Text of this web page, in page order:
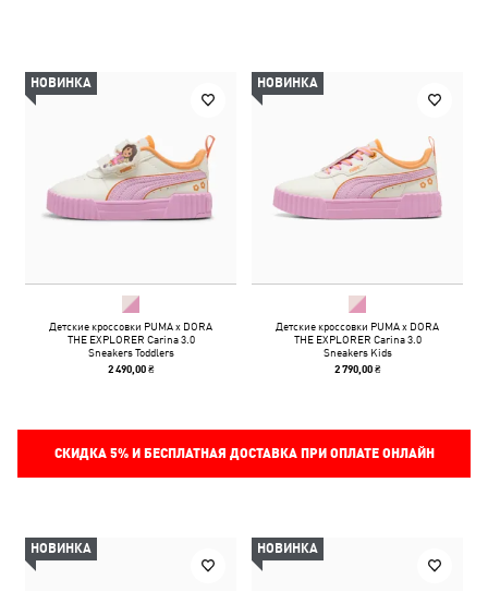
НОВИНКА
Детские кроссовки PUMA x DORA
THE EXPLORER Carina 3.0
Sneakers Toddlers
2 490,00 ₴
НОВИНКА
Детские кроссовки PUMA x DORA
THE EXPLORER Carina 3.0
Sneakers Kids
2 790,00 ₴
СКИДКА 5%И БЕСПЛАТНАЯ ДОСТАВКА ПРИ ОПЛАТЕ ОНЛАЙН
НОВИНКА НОВИНКА